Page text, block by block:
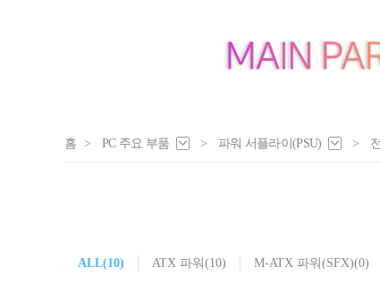
홈 > PC 주요 부품 > 파워 서플라이(PSU) >
ALL(10) ATX 파워 (10) M-ATX 파워(SFX)(0)